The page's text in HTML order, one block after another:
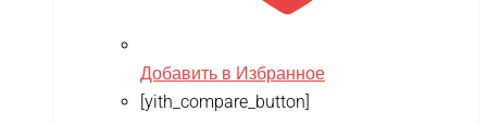
Добавить в Избранное
[yith_compare_button]